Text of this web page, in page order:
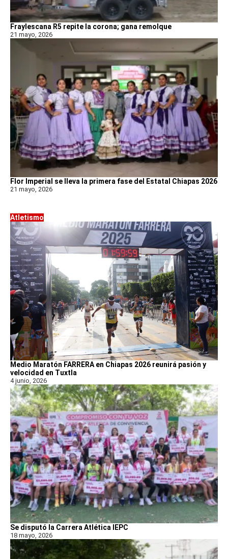
Fraylescana R5 repite la corona; gana remolque
21 mayo, 2026
Flor Imperial se lleva la primera fase del Estatal Chiapas 2026
21 mayo, 2026
Atletismo
Medio Maratón FARRERA en Chiapas 2026 reunirá pasión y
velocidad en Tuxtla
4 junio, 2026
Se disputó la Carrera Atlética IEPC
18 mayo, 2026